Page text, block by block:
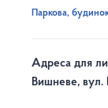
Паркова,
Адреса для
Вишневе,